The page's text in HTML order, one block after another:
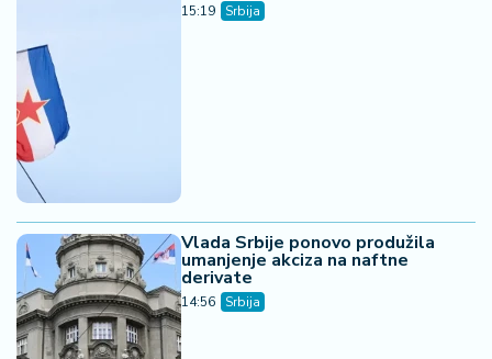
15:19 Srbija
Vlada Srbije ponovo produžila
umanjenje akciza na naftne
derivate
14:56 Srbija